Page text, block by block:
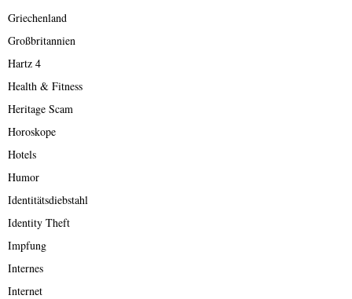
Griechenland
Großbritannien
Hartz 4
Health & Fitness
Heritage Scam
Horoskope
Hotels
Humor
Identitätsdiebstahl
Identity Theft
Impfung
Internes
Internet